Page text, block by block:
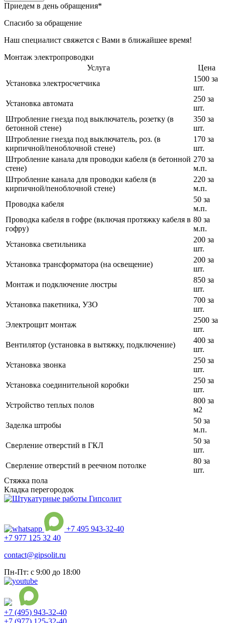
Приедем в день обращения*
Спасибо за обращение
Наш специалист свяжется с Вами в ближайшее время!
Монтаж электропроводки
Услуга
Цена
Установка электросчетчика
1500 за
шт.
Установка автомата
250 за
шт.
Штробление гнезда под выключатель, розетку (в
бетонной стене)
350 за
шт.
Штробление гнезда под выключатель, роз. (в
кирпичной/пеноблочной стене)
170 за
шт.
Штробление канала для проводки кабеля (в бетонной
стене)
270 за
м.п.
Штробление канала для проводки кабеля (в
кирпичной/пеноблочной стене)
220 за
м.п.
Проводка кабеля
50 за
м.п.
Проводка кабеля в гофре (включая протяжку кабеля в
гофру)
80 за
м.п.
Установка светильника
200 за
шт.
Установка трансформатора (на освещение)
200 за
шт.
Монтаж и подключение люстры
850 за
шт.
Установка пакетника, УЗО
700 за
шт.
Электрощит монтаж
2500 за
шт.
Вентилятор (установка в вытяжку, подключение)
400 за
шт.
Установка звонка
250 за
шт.
Установка соединительной коробки
250 за
шт.
Устройство теплых полов
800 за
м2
Заделка штробы
50 за
м.п.
Сверление отверстий в ГКЛ
50 за
шт.
Сверление отверстий в реечном потолке
80 за
шт.
Стяжка пола
Кладка перегородок
+7 495 943-32-40
+7 977 125 32 40
contact@gipsolit.ru
Пн-Пт: с 9:00 до 18:00
+7 (495) 943-32-40
+7 (977) 125-32-40